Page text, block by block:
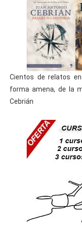
Cientos de relatos
forma amena, de la
Cebrián